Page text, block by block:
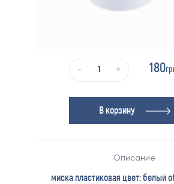
- + 180
В корзину
Описание
миска пластиковая цвет: белый